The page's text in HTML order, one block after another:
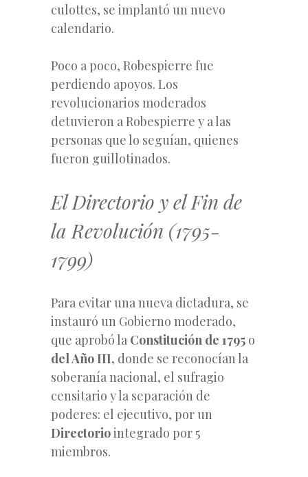
culottes, se implantó un nuevo
calendario.
Poco a poco, Robespierre fue
perdiendo apoyos. Los
revolucionarios moderados
detuvieron a Robespierre y a las
personas que lo seguían, quienes
fueron guillotinados.
El Directorio y el Fin de
la Revolución (1795-
1799)
Para evitar una nueva dictadura, se
instauró un Gobierno moderado,
que aprobó la Constitución de 1795 o
del Año III, donde se reconocían la
soberanía nacional, el sufragio
censitario y la separación de
poderes: el ejecutivo, por un
Directoriointegrado por 5
miembros.